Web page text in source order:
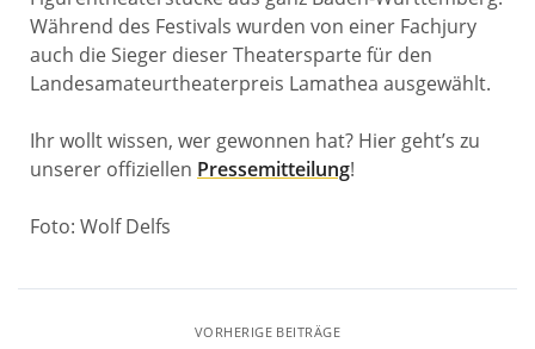
Während des Festivals wurden von einer Fachjury
auch die Sieger dieser Theatersparte für den
Landesamateurtheaterpreis Lamathea ausgewählt.
Ihr wollt wissen, wer gewonnen hat? Hier geht’s zu
unserer offiziellen Pressemitteilung!
Foto: Wolf Delfs
VORHERIGE BEITRÄGE